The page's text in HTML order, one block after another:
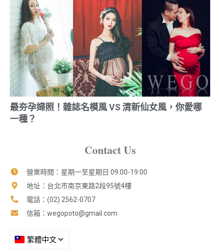
最夯孕婦照！雜誌名模風 VS 清新仙女風，你愛哪
一種？
Contact Us
營業時間：星期一至星期日 09:00-19:00
地址：台北市南京東路2段95號4樓
電話：(02) 2562-0707
信箱： wegopoto@gmail.com